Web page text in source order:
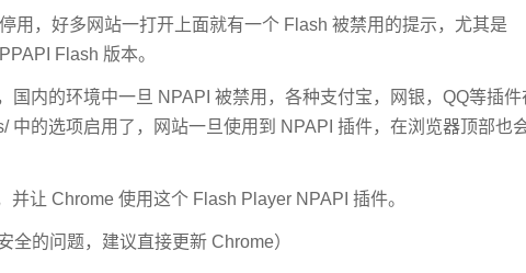
用，好多网站一打开上面就有一个 Flash 被禁用的提示，尤其是
Flash 版本。
国内的环境中一旦 NPAPI 被禁用，各种支付宝，网银，QQ等插件
中的选项启用了，网站一旦使用到 NPAPI 插件，在浏览器顶部也
让 Chrome 使用这个 Flash Player NPAPI 插件。
全的问题，建议直接更新 Chrome）